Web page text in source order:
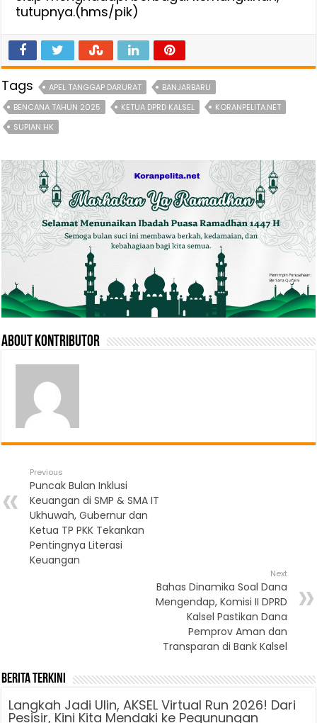
tutupnya.(hms/pik)
Tags APEL TANGGAP DARURAT
BANJARBARU
BENCANA TAHUN 2025
KETUA DPRD KALSEL
KORANPELITA.NET
SUPIAN HK
About Kontributor
Previous
Puncak Bulan Inklusi
Keuangan di SMP & SMA IT
Ukhuwah, Gubernur dan
Ketua TP PKK Tekankan
Pentingnya Literasi
Keuangan
Next
Bahas Dinamika Soal Dana
Mengendap, Komisi II DPRD
Kalsel Pastikan Dana
Pemprov Aman dan
Transparan di Bank Kalsel
Berita Terkini
Langkah Jadi Ulin, AKSEL Virtual Run 2026! Dari
Pesisir, Kini Kita Mendaki ke Pegunungan